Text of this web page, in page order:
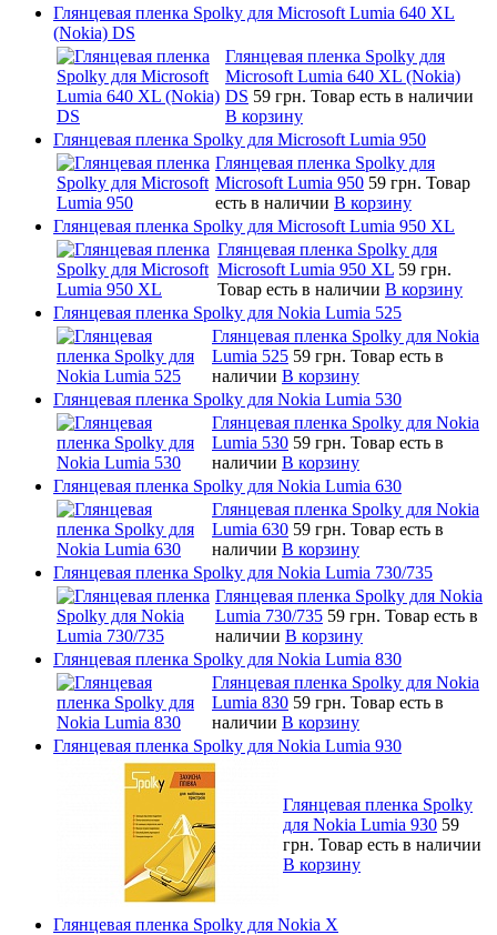
Глянцевая пленка Spolky для Microsoft Lumia 640 XL
(Nokia) DS
Глянцевая пленка Spolky для
Microsoft Lumia 640 XL (Nokia)
DS 59 грн. Товар есть в наличии
В корзину
Глянцевая пленка Spolky для Microsoft Lumia 950
Глянцевая пленка Spolky для
Microsoft Lumia 950 59 грн. Товар
есть в наличии В корзину
Глянцевая пленка Spolky для Microsoft Lumia 950 XL
Глянцевая пленка Spolky для
Microsoft Lumia 950 XL 59 грн.
Товар есть в наличии В корзину
Глянцевая пленка Spolky для Nokia Lumia 525
Глянцевая пленка Spolky для Nokia
Lumia 525 59 грн. Товар есть в
наличии В корзину
Глянцевая пленка Spolky для Nokia Lumia 530
Глянцевая пленка Spolky для Nokia
Lumia 530 59 грн. Товар есть в
наличии В корзину
Глянцевая пленка Spolky для Nokia Lumia 630
Глянцевая пленка Spolky для Nokia
Lumia 630 59 грн. Товар есть в
наличии В корзину
Глянцевая пленка Spolky для Nokia Lumia 730/735
Глянцевая пленка Spolky для Nokia
Lumia 730/735 59 грн. Товар есть в
наличии В корзину
Глянцевая пленка Spolky для Nokia Lumia 830
Глянцевая пленка Spolky для Nokia
Lumia 830 59 грн. Товар есть в
наличии В корзину
Глянцевая пленка Spolky для Nokia Lumia 930
Глянцевая пленка Spolky
для Nokia Lumia 930 59
грн. Товар есть в наличии
В корзину
Глянцевая пленка Spolky для Nokia X